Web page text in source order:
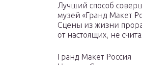
Лучший способ
музей «Гранд Макет
Сцены из жизни
от настоящих, не
Гранд Макет Россия